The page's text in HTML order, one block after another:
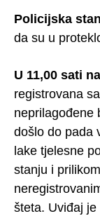
Policijska
da su u
U 11,00 sati
registrovana
neprilagođene
došlo do pada
lake tjelesne
stanju i
šteta. Uviđaj